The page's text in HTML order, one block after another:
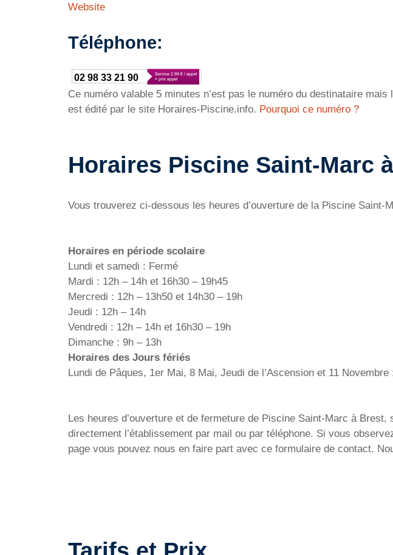
Website
Téléphone:
02 98 33 21 90
Ce numéro valable 5 minutes n’est pas le numéro du destinataire
est édité par le site Horaires-Piscine.info. Pourquoi ce numéro ?
Horaires Piscine Saint-Marc
Vous trouverez ci-dessous les heures d’ouverture de la Piscine Saint-
Horaires en période scolaire
Lundi et samedi : Fermé
Mardi : 12h – 14h et 16h30 – 19h45
Mercredi : 12h – 13h50 et 14h30 – 19h
Jeudi : 12h – 14h
Vendredi : 12h – 14h et 16h30 – 19h
Dimanche : 9h – 13h
Horaires des Jours fériés
Lundi de Pâques, 1er Mai, 8 Mai, Jeudi de l’Ascension et 11 Novembre
Les heures d’ouverture et de fermeture de Piscine Saint-Marc à
directement l’établissement par mail ou par téléphone. Si vous
page vous pouvez nous en faire part avec ce formulaire de contact.